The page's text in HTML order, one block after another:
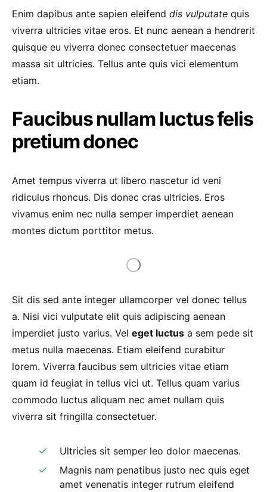
Enim dapibus ante sapien eleifend dis vulputate quis
viverra ultricies vitae eros. Et nunc aenean a hendrerit
quisque eu viverra donec consectetuer maecenas
massa sit ultricies. Tellus ante quis vici elementum
etiam.
Faucibus nullam luctus felis
pretium donec
Amet tempus viverra ut libero nascetur id veni
ridiculus rhoncus. Dis donec cras ultricies. Eros
vivamus enim nec nulla semper imperdiet aenean
montes dictum porttitor metus.
Sit dis sed ante integer ullamcorper vel donec tellus
a. Nisi vici vulputate elit quis adipiscing aenean
imperdiet justo varius. Vel eget luctus a sem pede sit
metus nulla maecenas. Etiam eleifend curabitur
lorem. Viverra faucibus sem ultricies vitae etiam
quam id feugiat in tellus vici ut. Tellus quam varius
commodo luctus aliquam nec amet nullam quis
viverra sit fringilla consectetuer.
Ultricies sit semper leo dolor maecenas.
Magnis nam penatibus justo nec quis eget
amet venenatis integer rutrum eleifend